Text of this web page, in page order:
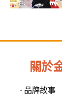
關於
- 品牌故事